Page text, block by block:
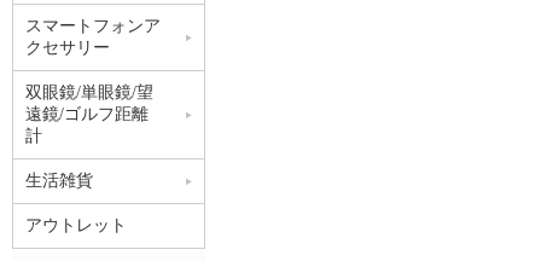
スマートフォンア
クセサリー
双眼鏡/単眼鏡/望
遠鏡/ゴルフ距離
計
生活雑貨
アウトレット